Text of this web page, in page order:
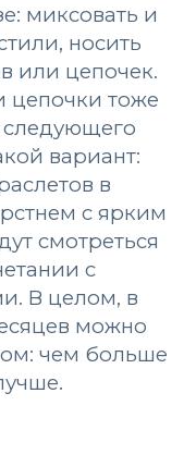
миксовать и
носить
или цепочек.
цепочки тоже
следующего
вариант:
в
с ярким
смотреться
с
В целом, в
можно
чем больше